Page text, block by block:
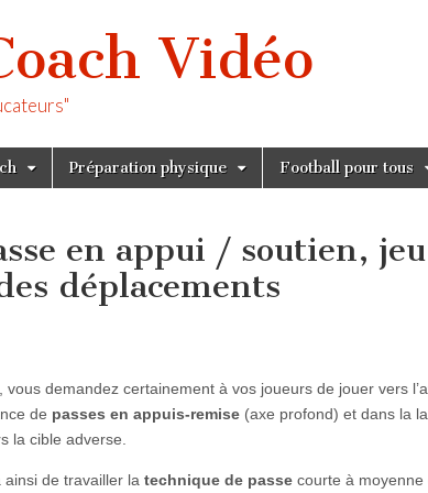
Vidéo
Préparation physique Football pour tous
en appui / soutien,
déplacements
demandez certainement à vos joueurs de jouer vers
de passes en appuis-remise (axe profond) et dans la
la cible adverse.
de travailler la technique de passe courte à moyenne